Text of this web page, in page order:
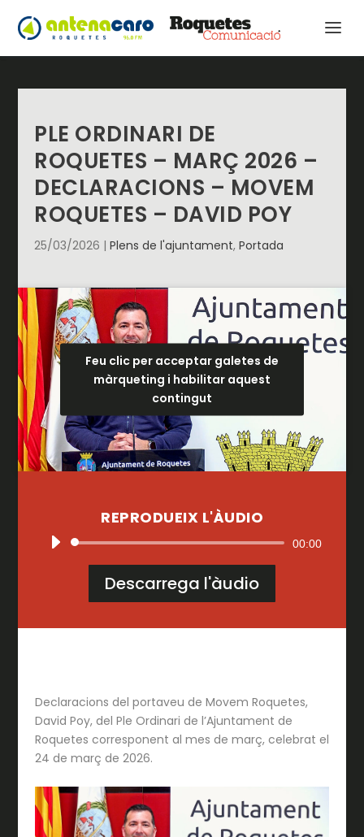
PLE ORDINARI DE
ROQUETES – MARÇ 2026 –
DECLARACIONS – MOVEM
ROQUETES – DAVID POY
25/03/2026 |Plens de l'ajuntament,Portada
Feu clic per acceptar galetes de
màrqueting i habilitar aquest
contingut
REPRODUEIX L'ÀUDIO
Reproductor
d'àudio
00:00
Descarrega l'àudio
Declaracions del portaveu de Movem Roquetes,
David Poy, del Ple Ordinari de l’Ajuntament de
Roquetes corresponent al mes de març, celebrat el
24 de març de 2026.